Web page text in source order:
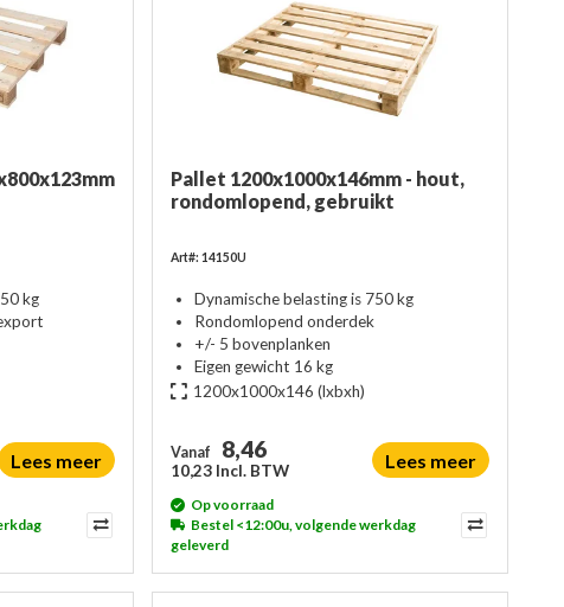
kg
Lees meer
Pallet 1200x1000x146mm - hout,
rondomlopend, gebruikt
Art#: 14150U
Dynamische belasting is 750 kg
Rondomlopend onderdek
+/- 5 bovenplanken
Eigen gewicht 16 kg
1200x1000x146 (lxbxh)
Vanaf 8,46
10,23 Incl. BTW Lees meer
Op voorraad
Bestel <12:00u, volgende werkdag
geleverd